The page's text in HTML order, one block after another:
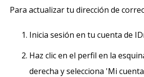
Para actualizar tu dirección de
Inicia sesión en tu cuenta de
Haz clic en el perfil en la
derecha y selecciona 'Mi